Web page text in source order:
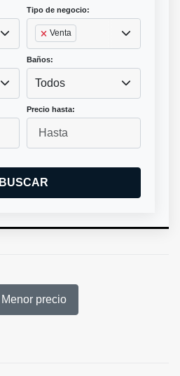
Tipo de negocio:
Venta
Baños:
Todos
Precio hasta:
BUSCAR
Menor precio